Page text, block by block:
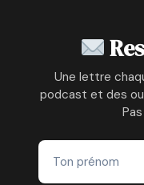
Une lettre
podcast et des